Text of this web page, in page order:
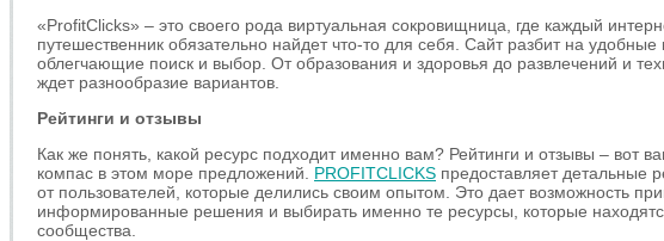
«ProfitClicks» – это своего рода виртуальная сокровищница, где каждый
путешественник обязательно найдет что-то для себя. Сайт разбит на удобные
облегчающие поиск и выбор. От образования и здоровья до развлечений и
ждет разнообразие вариантов.
Рейтинги и отзывы
Как же понять, какой ресурс подходит именно вам? Рейтинги и отзывы – вот
компас в этом море предложений. PROFITCLICKS предоставляет детальные
от пользователей, которые делились своим опытом. Это дает возможность
информированные решения и выбирать именно те ресурсы, которые
сообщества.